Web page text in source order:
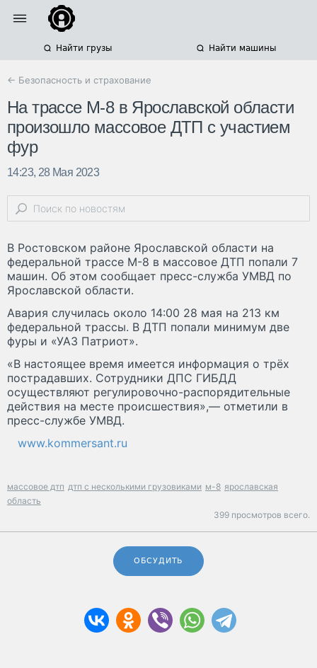
Найти грузы Найти машины
← Безопасность и страхование
На трассе М-8 в Ярославской области
произошло массовое ДТП с участием
фур
14:23, 28 Мая 2023
В Ростовском районе Ярославской области на
федеральной трассе М-8 в массовое ДТП попали 7
машин. Об этом сообщает пресс-служба УМВД по
Ярославской области.
Авария случилась около 14:00 28 мая на 213 км
федеральной трассы. В ДТП попали минимум две
фуры и «УАЗ Патриот».
«В настоящее время имеется информация о трёх
пострадавших. Сотрудники ДПС ГИБДД
осуществляют регулировочно-распорядительные
действия на месте происшествия»,— отметили в
пресс-службе УМВД.
www.kommersant.ru
массовое дтп дтп с несколькими грузовиками м-8 ярославская
область
399 просмотров всего.
ОБСУДИТЬ